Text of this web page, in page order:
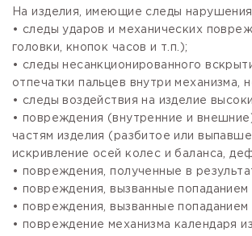
На изделия, имеющие следы нарушения
• следы ударов и механических
головки, кнопок часов и т.п.);
• следы несанкционированного
отпечатки пальцев внутри механизма,
• следы воздействия на изделие
• повреждения (внутренние и
частям изделия (разбитое или
искривление осей колес и баланса,
• повреждения, полученные в
• повреждения, вызванные
• повреждения, вызванные
• повреждение механизма календаря